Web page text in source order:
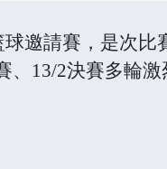
邀請賽，是次比
、13/2決賽多輪